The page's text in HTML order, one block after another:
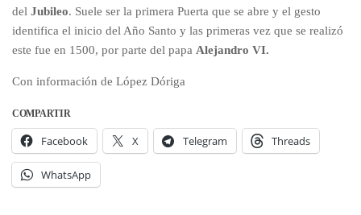
del Jubileo. Suele ser la primera Puerta que se abre y el gesto
identifica el inicio del Año Santo y las primeras vez que se realizó
este fue en 1500, por parte del papa Alejandro VI.
Con información de López Dóriga
COMPARTIR
Facebook X Telegram Threads
WhatsApp